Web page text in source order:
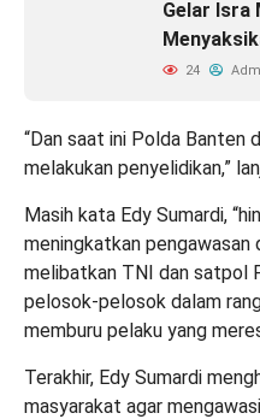
Gelar Isra
24
“Dan saat ini Polda Banten
melakukan penyelidikan,”
Masih kata Edy Sumardi,
meningkatkan pengawasan
melibatkan TNI dan satpol
pelosok-pelosok dalam
memburu pelaku yang
Terakhir, Edy Sumardi
masyarakat agar